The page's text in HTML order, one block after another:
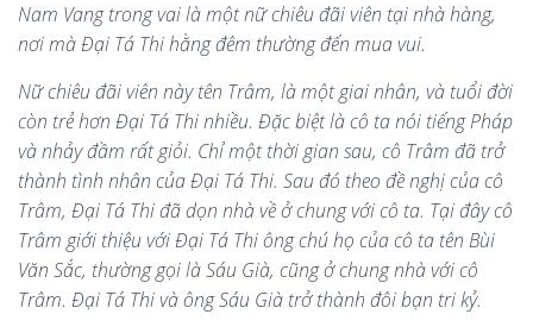
Nam Vang trong vai là một nữ chiêu đãi viên tại nhà hàng,
nơi mà Đại Tá Thi hằng đêm thường đến mua vui.
Nữ chiêu đãi viên này tên Trâm, là một giai nhân, và tuổi đời
còn trẻ hơn Đại Tá Thi nhiều. Đặc biệt là cô ta nói tiếng Pháp
và nhảy đầm rất giỏi. Chỉ một thời gian sau, cô Trâm đã trở
thành tình nhân của Đại Tá Thi. Sau đó theo đề nghị của cô
Trâm, Đại Tá Thi đã dọn nhà về ở chung với cô ta. Tại đây cô
Trâm giới thiệu với Đại Tá Thi ông chú họ của cô ta tên Bùi
Văn Sắc, thường gọi là Sáu Già, cũng ở chung nhà với cô
Trâm. Đại Tá Thi và ông Sáu Già trở thành đôi bạn tri kỷ.